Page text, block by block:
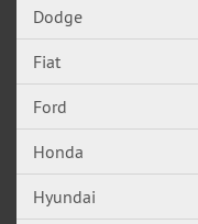
Dodge
Fiat
Ford
Honda
Hyundai